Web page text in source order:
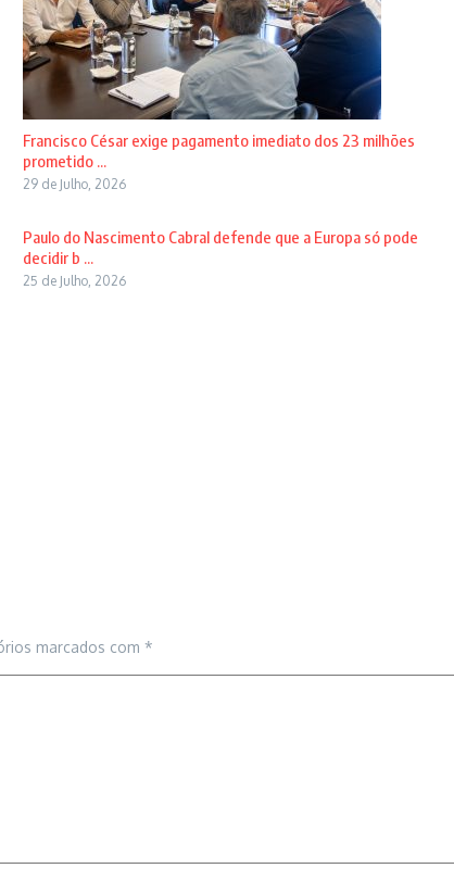
Francisco César exige pagamento imediato dos 23 milhões
prometido ...
29 de Julho, 2026
Paulo do Nascimento Cabral defende que a Europa só pode
decidir b ...
25 de Julho, 2026
marcados com *